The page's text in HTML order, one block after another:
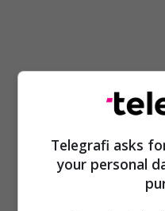
Telegrafi asks
your personal